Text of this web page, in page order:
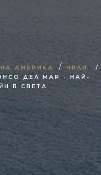
АМЕРИКА / ЧИЛИ
/
ДЕЛ МАР - НАЙ-
В СВЕТА